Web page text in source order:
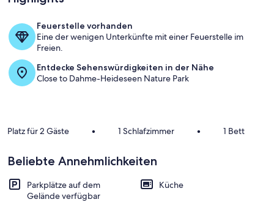
Feuerstelle vorhanden
Eine der wenigen Unterkünfte mit einer Feuerstelle im
Freien.
Entdecke Sehenswürdigkeiten in der Nähe
Close to Dahme-Heideseen Nature Park
Platz für 2 Gäste • 1 Schlafzimmer • 1 Bett
Beliebte Annehmlichkeiten
Parkplätze auf dem
Gelände verfügbar
Küche